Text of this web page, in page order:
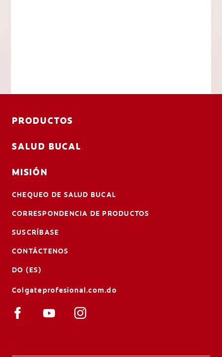
PRODUCTOS
SALUD BUCAL
MISIÓN
CHEQUEO DE SALUD BUCAL
CORRESPONDENCIA DE PRODUCTOS
SUSCRÍBASE
CONTÁCTENOS
DO (ES)
Colgateprofesional.com.do